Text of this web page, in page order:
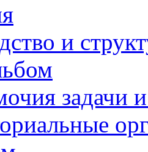
и
задачи